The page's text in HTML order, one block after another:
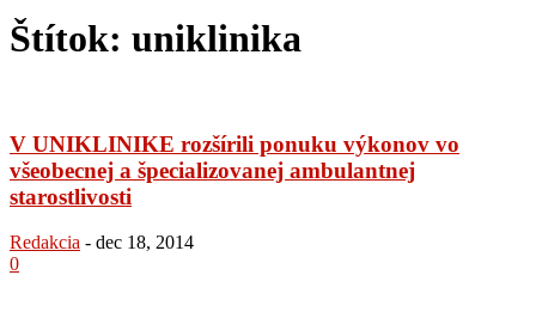
Štítok: uniklinika
V UNIKLINIKE rozšírili ponuku výkonov vo
všeobecnej a špecializovanej ambulantnej
starostlivosti
Redakcia - dec 18, 2014
0